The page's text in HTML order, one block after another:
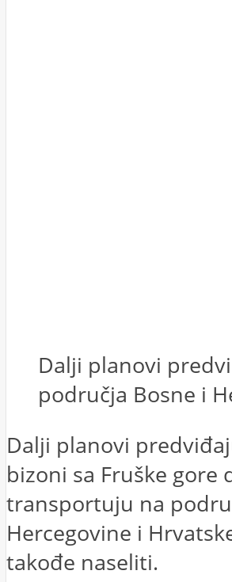
Dalji planovi
područja Bosne i
Dalji planovi
bizoni sa Fruške gore
transportuju na
Hercegovine i
takođe naseliti.